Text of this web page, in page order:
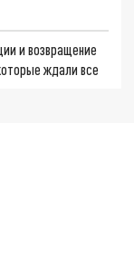
и возвращение
ждали все